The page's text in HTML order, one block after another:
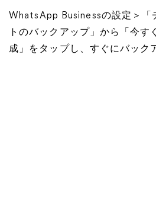
WhatsApp Businessの設定＞「
トのバックアップ」から「今す
成」をタップし、すぐにバック